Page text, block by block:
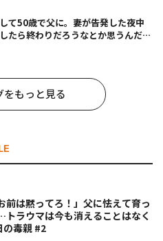
て50歳で父に。妻が告発した夜中
たら終わりだろうなとか思うんだけ
をもっと見る
前は黙ってろ！」父に怯えて育っ
ラウマは今も消えることはなく
の毒親 #2